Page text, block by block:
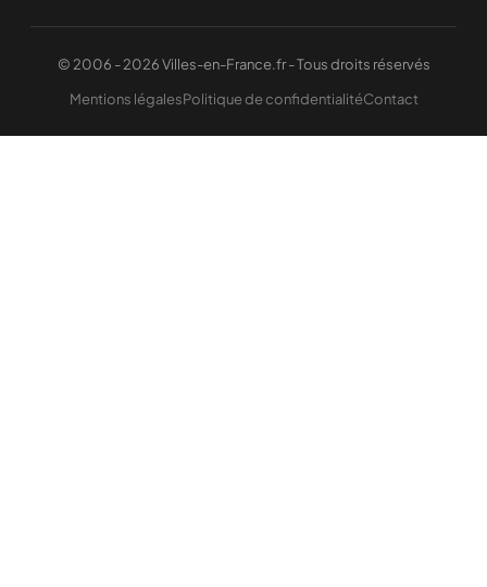
© 2006 - 2026 Villes-en-France.fr - Tous droits réservés
Mentions légalesPolitique de confidentialitéContact